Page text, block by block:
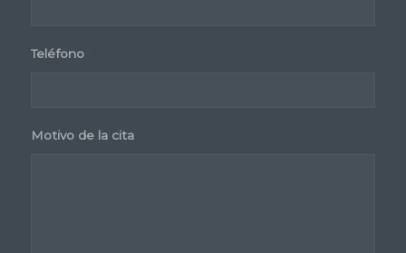
Teléfono
Motivo de la cita